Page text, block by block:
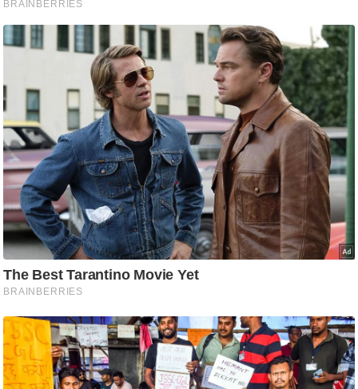
रे
लू
नु
स्खे
प
र्य
ट
न
स्थ
ल
फि
ट
ने